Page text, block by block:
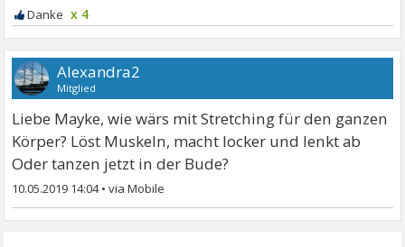
x 4
Alexandra2
Mitglied
Liebe Mayke, wie wärs mit Stretching für den ganzen
Körper? Löst Muskeln, macht locker und lenkt ab
Oder tanzen jetzt in der Bude?
10.05.2019 14:04•